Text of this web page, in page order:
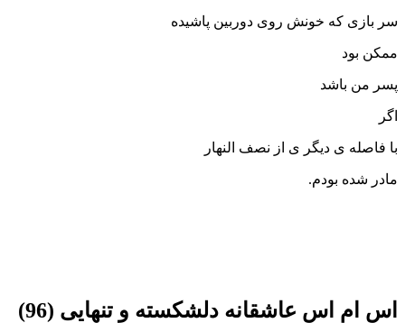
سر بازی که خونش روی دوربین پاشیده
ممکن بود
پسر من باشد
اگر
با فاصله ی دیگر ی از نصف النهار
مادر شده بودم.
اس ام اس عاشقانه دلشکسته و تنهایی (96)